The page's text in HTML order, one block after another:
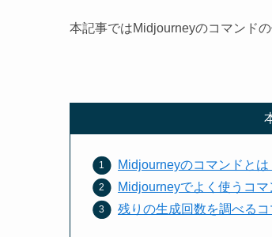
本記事ではMidjourneyのコマンド
Midjourneyのコマンドとは
Midjourneyでよく使うコマ
残りの生成回数を調べるコ